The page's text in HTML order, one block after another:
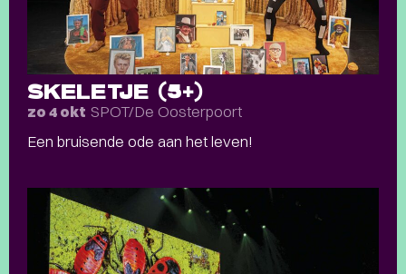
SKELETJE (5+)
zo 4 okt SPOT/De Oosterpoort
Een bruisende ode aan het leven!